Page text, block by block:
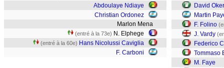
Abdoulaye Ndiaye
Christian Ordonez
Marlon Mena
(entré à la 73e) N. Elphege
(entré à la 60e) Hans Nicolussi Caviglia
F. Carboni
David
Martin
F. Folino
J. Vardy
Federico
Tommaso
M. Faye